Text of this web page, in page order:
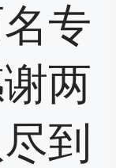
专
两
到